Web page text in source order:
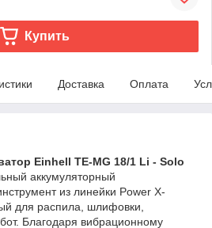
Купить
Доставка Оплата
Einhell TE-MG 18/1 Li - Solo
аккумуляторный
из линейки Power X-
для распила, шлифовки,
Благодаря вибрационному